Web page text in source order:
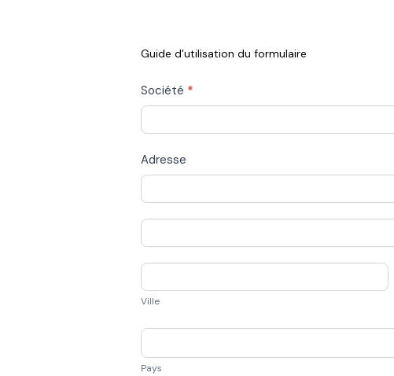
Organismes
Guide d’utilisation du formulaire
Société *
Adresse
Ville
Pays